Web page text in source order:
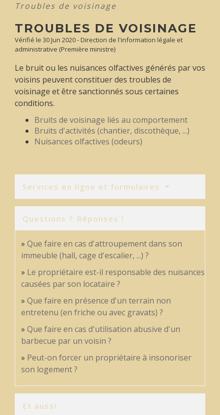
Troubles de voisinage
TROUBLES DE VOISINAGE
Vérifié le 30 Jun 2020 - Direction de l'information légale et
administrative (Première ministre)
Le bruit ou les nuisances olfactives générés par vos
voisins peuvent constituer des troubles de
voisinage et être sanctionnés sous certaines
conditions.
Bruits de voisinage liés au comportement
Bruits d'activités (chantier, discothèque, ...)
Nuisances olfactives (odeurs)
Services en ligne et formulaires
Questions ? Réponses !
Que faire en cas d'attroupement dans son
immeuble (hall, cage d'escalier, ...) ?
Le propriétaire est-il responsable des nuisances
causées par son locataire ?
Que faire en présence d'un terrain non
entretenu (en friche ou avec gravats) ?
Que faire en cas d'utilisation abusive d'un
barbecue par un voisin ?
Peut-on forcer un propriétaire à insonoriser
son logement ?
Et aussi